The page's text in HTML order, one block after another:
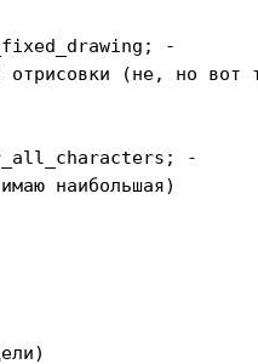
-
отрисовки (не, но вот
-
наибольшая)